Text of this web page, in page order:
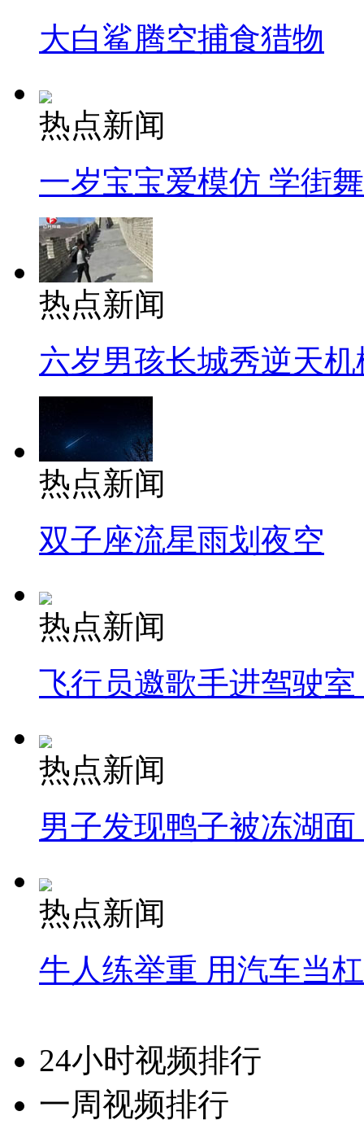
大白鲨腾空捕食猎物
热点新闻
一岁宝宝爱模仿 学街
热点新闻
六岁男孩长城秀逆天机
热点新闻
双子座流星雨划夜空
热点新闻
飞行员邀歌手进驾驶
热点新闻
男子发现鸭子被冻湖
热点新闻
牛人练举重 用汽车当
24小时视频排行
一周视频排行